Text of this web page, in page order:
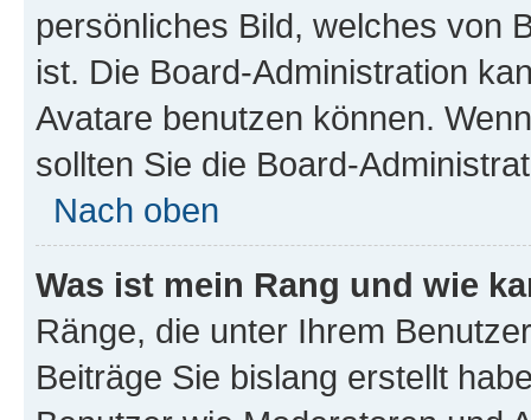
persönliches Bild, welches von
ist. Die Board-Administration
Avatare benutzen können.
sollten Sie die Board-
Nach oben
Was ist mein Rang und wie
Ränge, die unter Ihrem
Beiträge Sie bislang erstellt